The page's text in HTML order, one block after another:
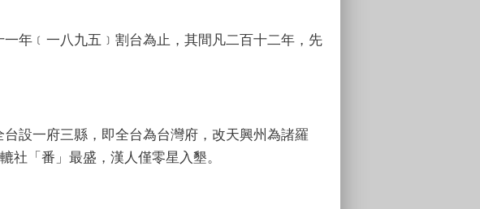
﹝一八九五﹞割台為止，其間凡二百十二年，先
一府三縣，即全台為台灣府，改天興州為諸羅
社「番」最盛，漢人僅零星入墾。